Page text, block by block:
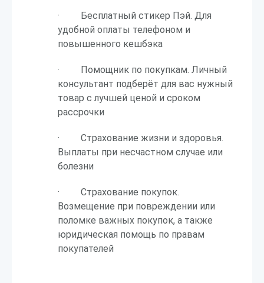
· Бесплатный стикер Пэй. Для
удобной оплаты телефоном и
повышенного кешбэка
· Помощник по покупкам. Личный
консультант подберёт для вас нужный
товар с лучшей ценой и сроком
рассрочки
· Страхование жизни и здоровья.
Выплаты при несчастном случае или
болезни
· Страхование покупок.
Возмещение при повреждении или
поломке важных покупок, а также
юридическая помощь по правам
покупателей